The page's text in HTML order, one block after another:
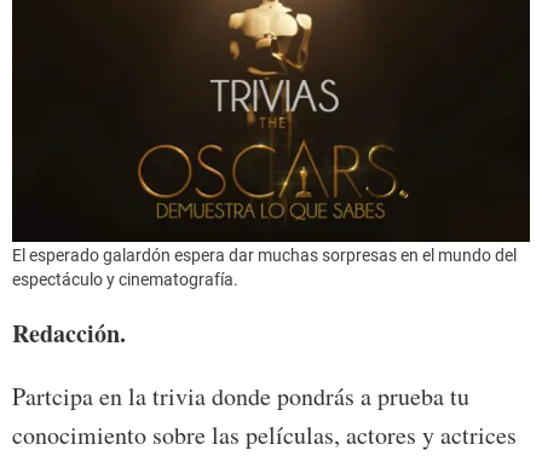
El esperado galardón espera dar muchas sorpresas en el mundo del
espectáculo y cinematografía.
Redacción.
Partcipa en la trivia donde pondrás a prueba tu
conocimiento sobre las películas, actores y actrices